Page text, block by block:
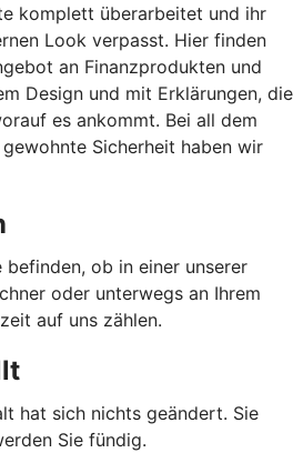
komplett überarbeitet und ihr
Look verpasst. Hier finden
an Finanzprodukten und
Design und mit Erklärungen, die
es ankommt. Bei all dem
Sicherheit haben wir
befinden, ob in einer unserer
oder unterwegs an Ihrem
auf uns zählen.
hat sich nichts geändert. Sie
Sie fündig.